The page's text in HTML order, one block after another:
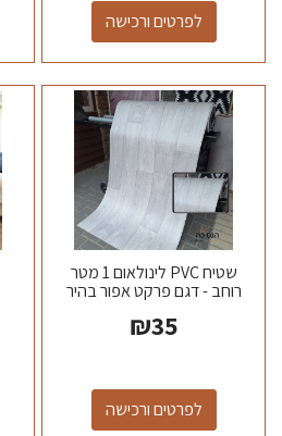
לפרטים ורכישה
שטיח PVC לינולאום 1 מטר
רוחב - דגם פרקט אפור בהיר
₪35
לפרטים ורכישה